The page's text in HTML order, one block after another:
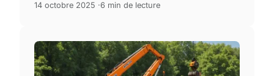
14 octobre 2025 6 min de lecture